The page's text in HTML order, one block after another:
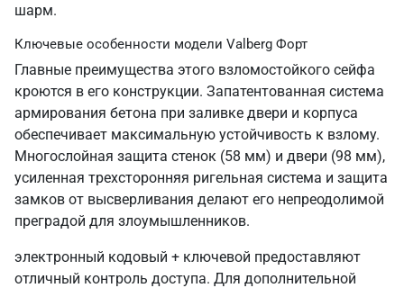
шарм.
Ключевые особенности модели Valberg Форт
Главные преимущества этого взломостойкого сейфа
кроются в его конструкции. Запатентованная система
армирования бетона при заливке двери и корпуса
обеспечивает максимальную устойчивость к взлому.
Многослойная защита стенок (58 мм) и двери (98 мм),
усиленная трехсторонняя ригельная система и защита
замков от высверливания делают его непреодолимой
преградой для злоумышленников.
электронный кодовый + ключевой предоставляют
отличный контроль доступа. Для дополнительной